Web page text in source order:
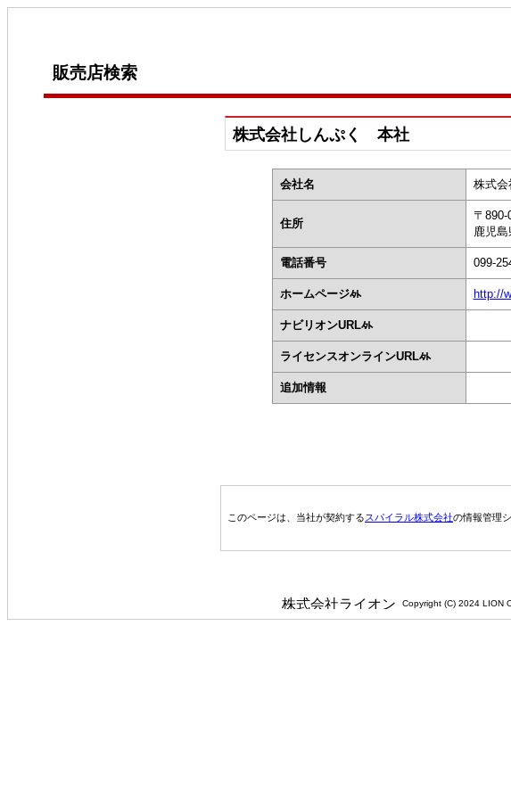
販売店検索
株式会社しんぷく 本社
会社名 株式
住所
〒890-
鹿児
電話番号 099-
ホームページ http://
ナビリオンURL
ライセンスオンラインURL
追加情報
このページは、当社が契約するスパイラル株式会社の情報管理
Copyright (C) 2024 LION